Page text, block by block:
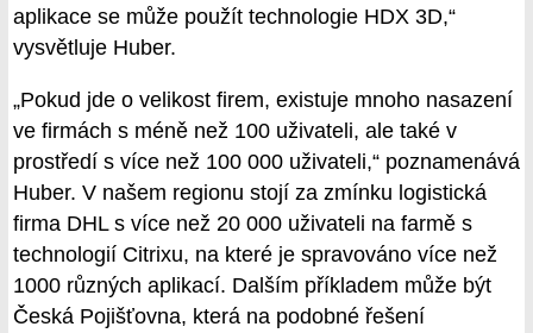
aplikace se může použít technologie HDX 3D,“
vysvětluje Huber.
„Pokud jde o velikost firem, existuje mnoho nasazení
ve firmách s méně než 100 uživateli, ale také v
prostředí s více než 100 000 uživateli,“ poznamenává
Huber. V našem regionu stojí za zmínku logistická
firma DHL s více než 20 000 uživateli na farmě s
technologií Citrixu, na které je spravováno více než
1000 různých aplikací. Dalším příkladem může být
Česká Pojišťovna, která na podobné řešení